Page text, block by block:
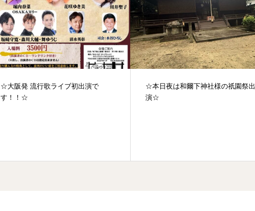
☆大阪発 流行歌ライブ初出演で
す！！☆
☆本日夜は和爾下神社様の祇園祭出
演☆